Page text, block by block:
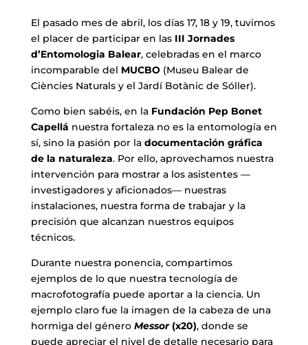
El pasado mes de abril, los días 17, 18 y 19, tuvimos
el placer de participar en las III Jornades
d’Entomologia Balear, celebradas en el marco
incomparable del MUCBO(Museu Balear de
Ciències Naturals y el Jardí Botànic de Sóller).
Como bien sabéis, en la Fundación Pep Bonet
Capellá nuestra fortaleza no es la entomología en
sí, sino la pasión por la documentación gráfica
de la naturaleza. Por ello, aprovechamos nuestra
intervención para mostrar a los asistentes —
investigadores y aficionados— nuestras
instalaciones, nuestra forma de trabajar y la
precisión que alcanzan nuestros equipos
técnicos.
Durante nuestra ponencia, compartimos
ejemplos de lo que nuestra tecnología de
macrofotografía puede aportar a la ciencia. Un
ejemplo claro fue la imagen de la cabeza de una
hormiga del género Messor(x20), donde se
puede apreciar el nivel de detalle necesario para